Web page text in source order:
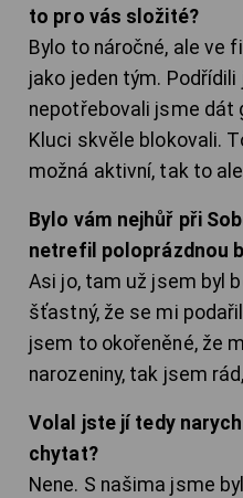
to pro vás složité?
Bylo to náročné, ale ve
jako jeden tým.
nepotřebovali jsme dát
Kluci skvěle blokovali.
možná aktivní, tak to
Bylo vám nejhůř při
netrefil poloprázdnou
Asi jo, tam už jsem byl
šťastný, že se mi
jsem to okořeněné, že
narozeniny, tak jsem
Volal jste jí tedy
chytat?
Nene. S našima jsme